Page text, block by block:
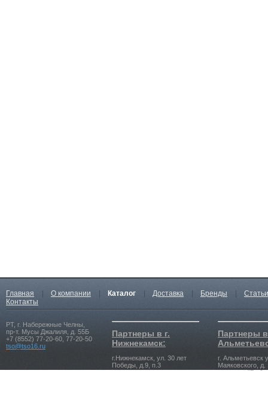
Главная О компании Каталог Доставка Бренды
Статьи
Контакты
РТ, г. Набережные Челны,
пр-т. Мусы Джалиля, д. 55Б
+7 (8552) 77-20-60, 77-20-50
tso@tso16.ru
Партнеры в г.
Нижнекамск:
г.Нижнекамск, ул. 30 лет
Победы, д.9, п.3
Партнеры в
г. Альметьевск
Маяковского, д.
магазина